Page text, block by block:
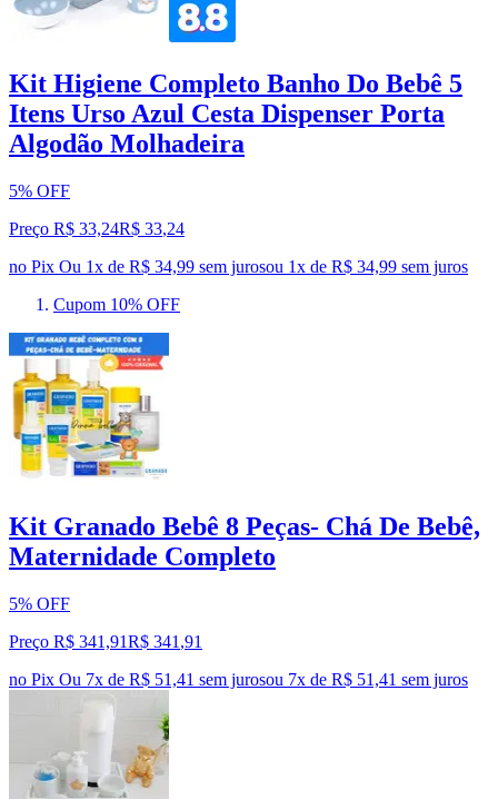
Kit Higiene Completo Banho Do Bebê 5
Itens Urso Azul Cesta Dispenser Porta
Algodão Molhadeira
5% OFF
Preço R$ 33,24R$ 33,24
no Pix Ou 1x de R$ 34,99 sem jurosou 1x de R$ 34,99 sem juros
Cupom 10% OFF
Kit Granado Bebê 8 Peças- Chá De Bebê,
Maternidade Completo
5% OFF
Preço R$ 341,91R$ 341 ,91
no Pix Ou 7x de R$ 51,41 sem jurosou 7x de R$ 51,41 sem juros